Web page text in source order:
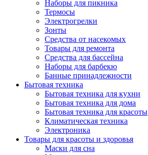
Наборы для пикника
Термосы
Электрогрелки
Зонты
Средства от насекомых
Товары для ремонта
Средства для бассейна
Наборы для барбекю
Банные принадлежности
Бытовая техника
Бытовая техника для кухни
Бытовая техника для дома
Бытовая техника для красоты
Климатическая техника
Электроника
Товары для красоты и здоровья
Маски для сна